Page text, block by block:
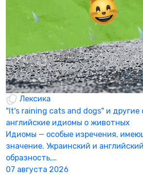
Лексика
"It's raining cats and dogs" и
английские идиомы о животных
Идиомы — особые изречения,
значение. Украинский и
образность,…
07 августа 2026